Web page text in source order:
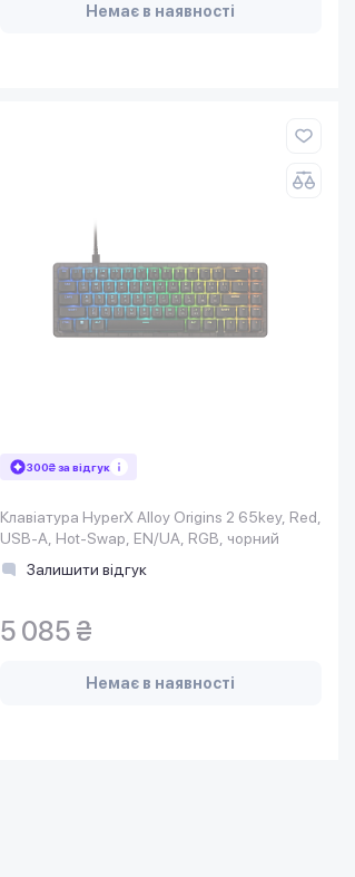
Немає в наявності
300₴ за відгук
Клавіатура HyperX Alloy Origins 2 65key, Red,
USB-A, Hot-Swap, EN/UA, RGB, чорний
Залишити відгук
5 085 ₴
Немає в наявності